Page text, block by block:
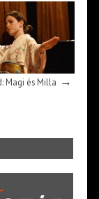
Magi és Milla →